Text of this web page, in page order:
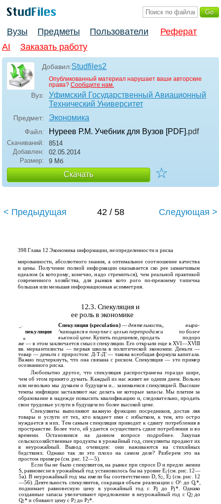
Вузы Предметы Пользователи
Реферат
AI
Заказать работу
Добавил:Studfiles2
Опубликованный материал нарушает ваши авторские
права? Сообщите нам.
Вуз:
Уфимский Государственный Авиационный
Технический Университет
Предмет: Экономика
Файл: Нуреев Р.М. Учебник для Вузов [PDF].pdf
Скачиваний:
8514
Добавлен:
02.05.2014
Размер:
9 Мб
Скачать ☆
< Предыдущая 42 / 58 Следующая >
398 Глава 12 Экономика информации, неопределенности и риска
мированности, абсолютного знания, а оптимальное соотношение качества
и цены. Получение полной информации оказывается ско­ рее заманчивым
идеалом (к которому, конечно, надо стремиться), чем реальной практикой
современного хозяйства, для рынков кото­ рого по-прежнему типична
большая или меньшая информационная асимметрия.
12.3. Спекуляция и
ее роль в экономике
_. Спекуляция (speculation)—деятельность, выра-
пекуляция ^кающаяся в покупкесцелью перепродажи по более
н высокой цене. Купить подешевле, продать
подоро­
же — в этом заключается смысл спекуляции. Его открыли еще в XVI—XVIII
вв. меркантилисты — первая школа в политической экономии. Деньги —
товар — деньги с приростом: Д-Т-Д' — такова всеобщая формула капитала.
Важно подчеркнуть, что она связана с риском. Спекуляция — это пример
осознанного риска.
Любопытно другое, что спекуляция распространена гораздо шире,
чем об этом принято думать. Каждый из нас живет не одним днем. Вольно
или невольно мы думаем о будущем и... занимаемся спекуляцией. Высокие
темпы инфляции заставляют нас делать не­ которые запасы. Мы платим за
образование в надежде повысить квалификацию и, следовательно, продать
свои трудовые услуги в будущем по более высокой цене.
Спекулянты выполняют важную функцию посредников, достав­ ляя
товары и услуги от тех, кто владеет ими с избытком, к тем, кто остро
нуждается в них. Тем самым спекуляция приводит к сдвигу потребления в
пространстве. Более того, ей удается осуществить сдвиг потребления и во
времени. Остановимся на данном вопросе подробнее. Закупая
сельскохозяйственные продукты в урожайный год, спекулянты продают их
в неурожайный. Вывод очевиден: они наживаются на стихийных
бедствиях. Однако так ли это плохо на самом деле? Разберем это на
простом примере (см. рис. 12—5).
Если бы не было спекулянтов, на рынке при спросе D и предло­ жении
S, равновесие в урожайный год установилось бы на уровне Е((см. рис. 12—
5а). В неурожайный год мы имели бы соответственно D, S2, Е2(см. рис. 12
—56). Деятельность спекулянтов, сокращая объем реализации с О^ до Q,*,
поднимает равновесную цену в урожайный год с Pj до Pj*. Однако
созданные запасы увеличивают предложение в неурожайный год с Q2до
Q2* и сбивают цену с Р2до Р2*.